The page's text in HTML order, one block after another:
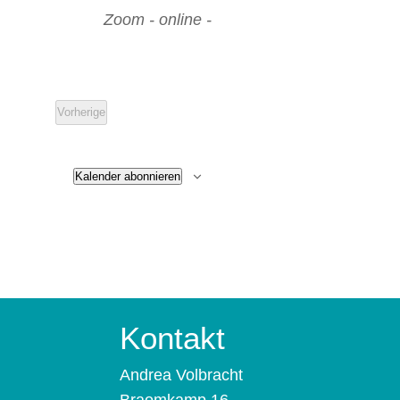
Zoom - online -
Vorherige
Veranstaltungen
Kalender abonnieren
Kontakt
Andrea Volbracht